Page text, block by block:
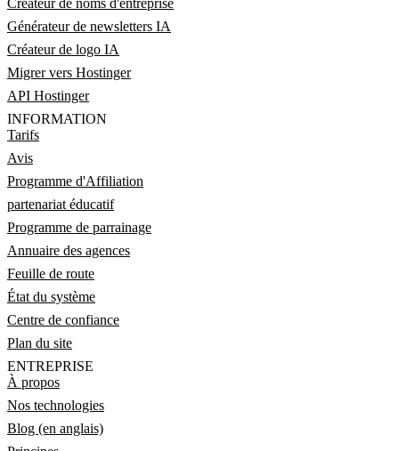
Créateur de noms d'entreprise
Générateur de newsletters IA
Créateur de logo IA
Migrer vers Hostinger
API Hostinger
INFORMATION
Tarifs
Avis
Programme d'Affiliation
partenariat éducatif
Programme de parrainage
Annuaire des agences
Feuille de route
État du système
Centre de confiance
Plan du site
ENTREPRISE
À propos
Nos technologies
Blog (en anglais)